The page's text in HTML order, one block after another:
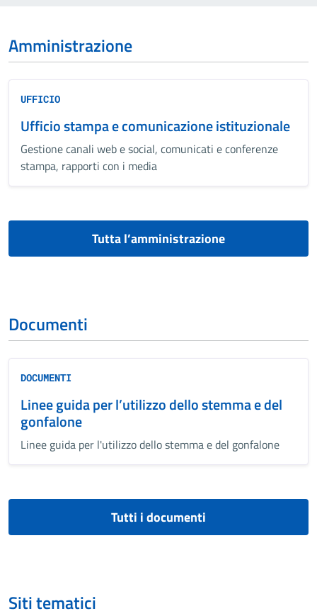
Amministrazione
UFFICIO
Ufficio stampa e comunicazione istituzionale
Gestione canali web e social, comunicati e conferenze
stampa, rapporti con i media
Tutta l’amministrazione
Documenti
DOCUMENTI
Linee guida per l’utilizzo dello stemma e del
gonfalone
Linee guida per l'utilizzo dello stemma e del gonfalone
Tutti i documenti
Siti tematici